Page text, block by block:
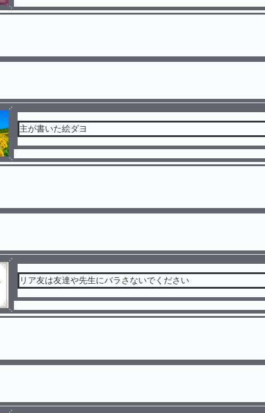
主が書いた絵ダヨ
リア友は友達や先生にバラさないでください